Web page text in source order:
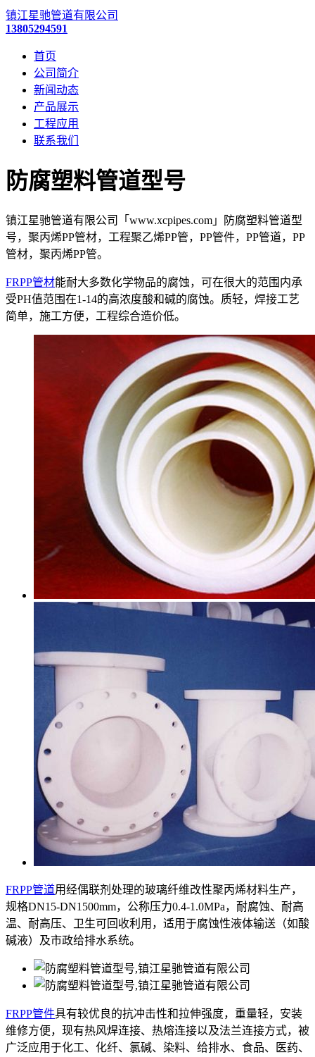
镇江星驰管道有限公司
13805294591
首页
公司简介
新闻动态
产品展示
工程应用
联系我们
防腐塑料管道型号
镇江星驰管道有限公司「www.xcpipes.com」防腐塑料管道型
号，聚丙烯PP管材，工程聚乙烯PP管，PP管件，PP管道，PP
管材，聚丙烯PP管。
FRPP管材能耐大多数化学物品的腐蚀，可在很大的范围内承
受PH值范围在1-14的高浓度酸和碱的腐蚀。质轻，焊接工艺
简单，施工方便，工程综合造价低。
FRPP管道用经偶联剂处理的玻璃纤维改性聚丙烯材料生产，
规格DN15-DN1500mm，公称压力0.4-1.0MPa，耐腐蚀、耐高
温、耐高压、卫生可回收利用，适用于腐蚀性液体输送（如酸
碱液）及市政给排水系统。
FRPP管件具有较优良的抗冲击性和拉伸强度，重量轻，安装
维修方便，现有热风焊连接、热熔连接以及法兰连接方式，被
广泛应用于化工、化纤、氯碱、染料、给排水、食品、医药、